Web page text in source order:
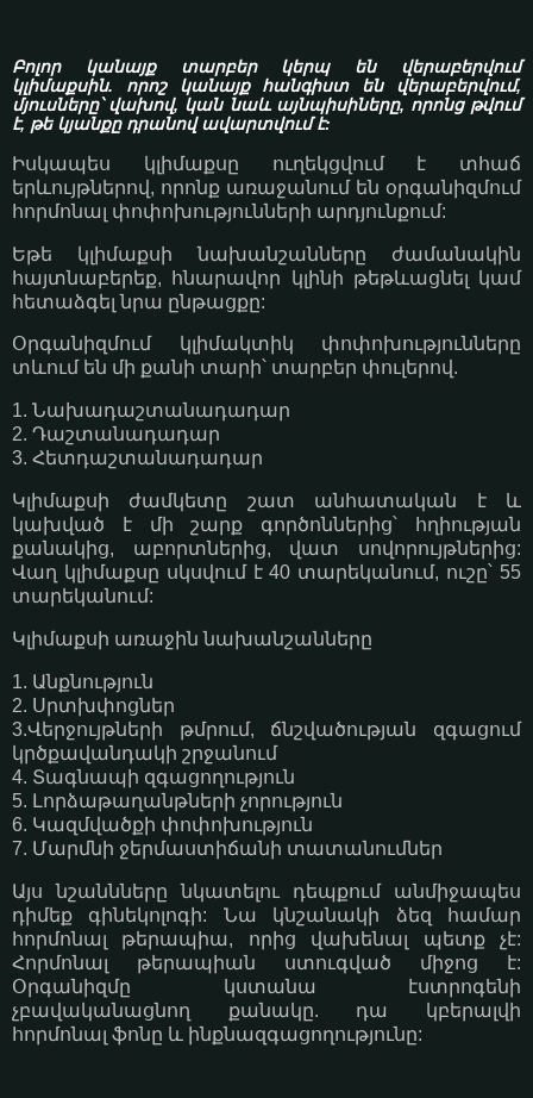
Բոլոր կանայք տարբեր կերպ են վերաբերվում
կլիմաքսին. որոշ կանայք հանգիստ են վերաբերվում,
մյուսները՝ վախով, կան նաև այնպիսիները, որոնց թվում
է, թե կյանքը դրանով ավարտվում է:
Իսկապես կլիմաքսը ուղեկցվում է տհաճ
երևույթներով, որոնք առաջանում են օրգանիզմում
հորմոնալ փոփոխությունների արդյունքում:
Եթե կլիմաքսի նախանշանները ժամանակին
հայտնաբերեք, հնարավոր կլինի թեթևացնել կամ
հետաձգել նրա ընթացքը:
Օրգանիզմում կլիմակտիկ փոփոխությունները
տևում են մի քանի տարի՝ տարբեր փուլերով.
1. Նախադաշտանադադար
2. Դաշտանադադար
3. Հետդաշտանադադար
Կլիմաքսի ժամկետը շատ անհատական է և
կախված է մի շարք գործոններից՝ հղիության
քանակից, աբորտներից, վատ սովորույթներից:
Վաղ կլիմաքսը սկսվում է 40 տարեկանում, ուշը՝ 55
տարեկանում:
Կլիմաքսի առաջին նախանշանները
1. Անքնություն
2. Սրտխփոցներ
3.Վերջույթների թմրում, ճնշվածության զգացում
կրծքավանդակի շրջանում
4. Տագնապի զգացողություն
5. Լորձաթաղանթների չորություն
6. Կազմվածքի փոփոխություն
7. Մարմնի ջերմաստիճանի տատանումներ
Այս նշաննները նկատելու դեպքում անմիջապես
դիմեք գինեկոլոգի: Նա կնշանակի ձեզ համար
հորմոնալ թերապիա, որից վախենալ պետք չէ:
Հորմոնալ թերապիան ստուգված միջոց է:
Օրգանիզմը կստանա էստրոգենի
չբավականացնող քանակը. դա կբերալվի
հորմոնալ ֆոնը և ինքնազգացողությունը: